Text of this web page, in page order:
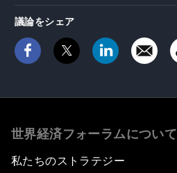
議論をシェア
世界経済フォーラムについて
私たちのストラテジー